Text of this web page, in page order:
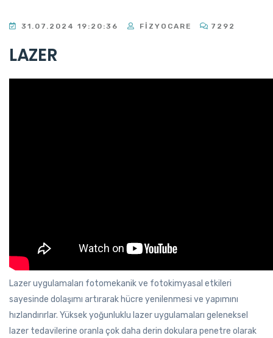
31.07.2024 19:20:36 FIZYOCARE 7292
LAZER
Lazer uygulamaları fotomekanik ve fotokimyasal etkileri
sayesinde dolaşımı artırarak hücre yenilenmesi ve yapımını
hızlandırırlar. Yüksek yoğunluklu lazer uygulamaları geleneksel
lazer tedavilerine oranla çok daha derin dokulara penetre olarak